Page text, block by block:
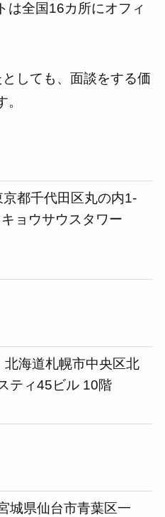
は全国16カ所にオフィ
しても、面談をする価
都千代田区丸の内1-
ョウサウスタワー
海道札幌市中央区北
ティ45ビル 10階
県仙台市青葉区一